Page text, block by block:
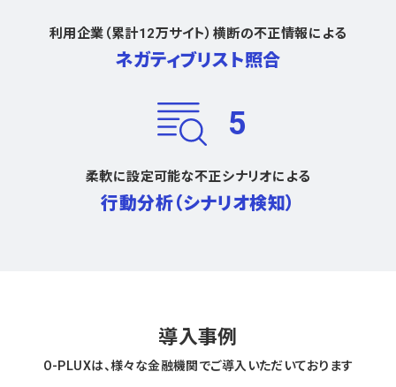
利用企業（累計12万サイト）横断の不正情報による
ネガティブリスト照合
5
柔軟に設定可能な不正シナリオによる
行動分析（シナリオ検知）
導入事例
O-PLUXは、様々な金融機関でご導入いただいております